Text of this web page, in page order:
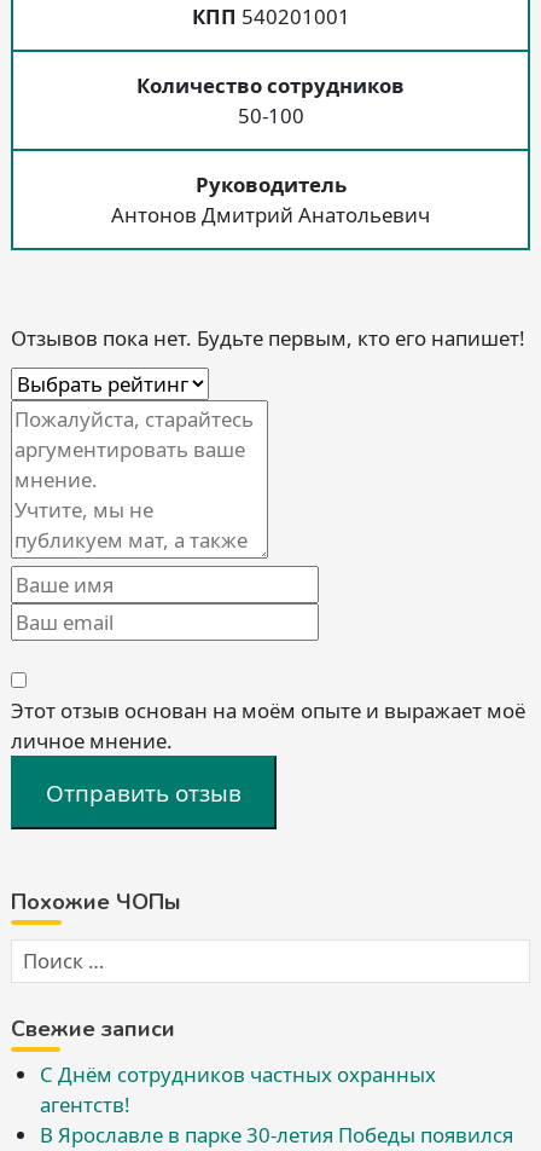
КПП 540201001
Количество сотрудников
50-100
Руководитель
Антонов Дмитрий Анатольевич
Отзывов пока нет. Будьте первым, кто его напишет!
Этот отзыв основан на моём опыте и выражает моё
личное мнение.
Отправить отзыв
Похожие ЧОПы
Свежие записи
С Днём сотрудников частных охранных
агентств!
В Ярославле в парке 30-летия Победы появился